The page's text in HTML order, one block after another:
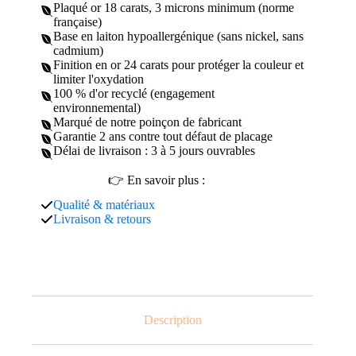
Plaqué or 18 carats, 3 microns minimum (norme
française)
Base en laiton hypoallergénique (sans nickel, sans
cadmium)
Finition en or 24 carats pour protéger la couleur et
limiter l'oxydation
100 % d'or recyclé (engagement
environnemental)
Marqué de notre poinçon de fabricant
Garantie 2 ans contre tout défaut de placage
Délai de livraison : 3 à 5 jours ouvrables
👉 En savoir plus :
Qualité & matériaux
Livraison & retours
Description